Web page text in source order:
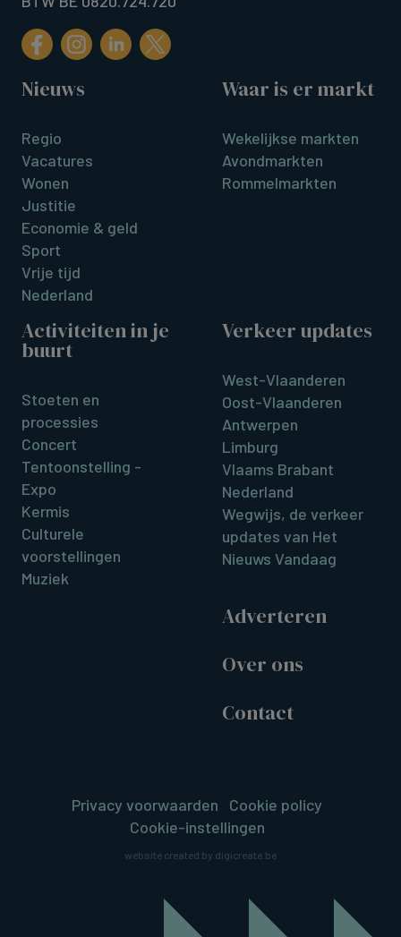
Nieuws
Regio
Vacatures
Wonen
Justitie
Economie & geld
Sport
Vrije tijd
Nederland
Waar is er markt
Wekelijkse markten
Avondmarkten
Rommelmarkten
Activiteiten in je
buurt
Stoeten en
processies
Concert
Tentoonstelling -
Expo
Kermis
Culturele
voorstellingen
Muziek
Verkeer updates
West-Vlaanderen
Oost-Vlaanderen
Antwerpen
Limburg
Vlaams Brabant
Nederland
Wegwijs, de verkeer
updates van Het
Nieuws Vandaag
Adverteren
Over ons
Contact
Privacy voorwaarden
Cookie policy
Cookie-instellingen
website created by digicreate.be